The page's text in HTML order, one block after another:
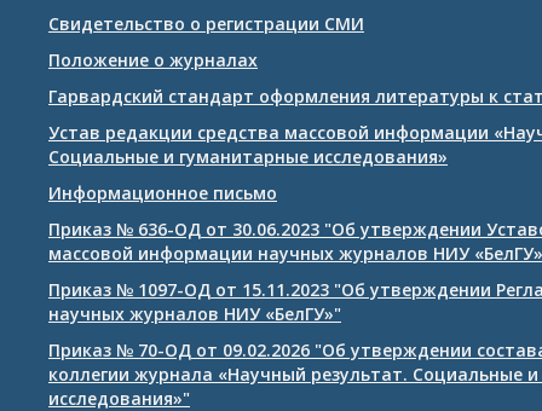
Свидетельство о регистрации СМИ
Положение о журналах
Гарвардский стандарт оформления литературы к
Устав редакции средства массовой информации
Социальные и гуманитарные исследования»
Информационное письмо
Приказ № 636-ОД от 30.06.2023 "Об утверждении
массовой информации научных журналов НИУ «БелГУ»
Приказ № 1097-ОД от 15.11.2023 "Об утверждении
научных журналов НИУ «БелГУ»"
Приказ № 70-ОД от 09.02.2026 "Об утверждении
коллегии журнала «Научный результат. Социальные
исследования»"